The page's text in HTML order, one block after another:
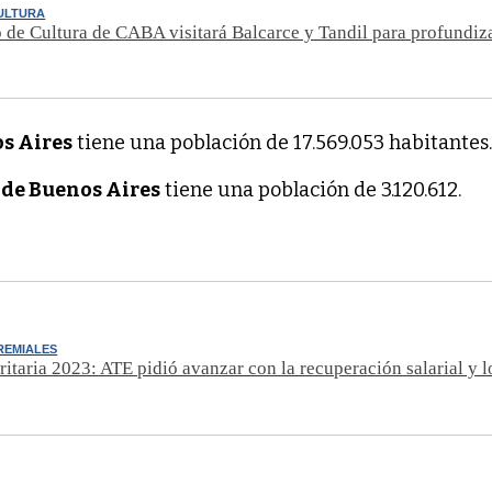
Cultura de CABA visitará Balcarce y Tandil para
Airestiene una población de 17.569.053 habitantes.
Buenos Airestiene una población de 3.120.612.
2023: ATE pidió avanzar con la recuperación salarial y